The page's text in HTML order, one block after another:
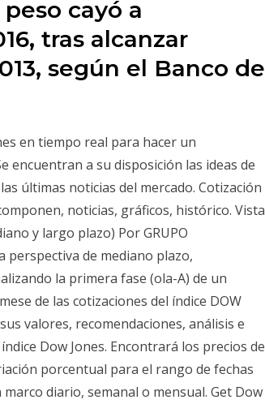
cayó a
tras alcanzar
según el Banco de
en tiempo real para hacer un
encuentran a su disposición las ideas de
últimas noticias del mercado. Cotización
noticias, gráficos, histórico. Vista
y largo plazo) Por GRUPO
perspectiva de mediano plazo,
la primera fase (ola-A) de un
de las cotizaciones del índice DOW
valores, recomendaciones, análisis e
Dow Jones. Encontrará los precios de
porcentual para el rango de fechas
diario, semanal o mensual. Get Dow